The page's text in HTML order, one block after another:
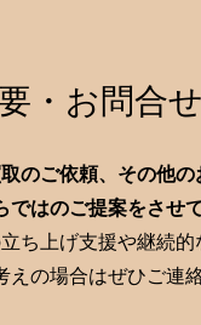
・お問合せ
のご依頼、その他の
はのご提案をさせ
ち上げ支援や継続的
の場合はぜひご連絡